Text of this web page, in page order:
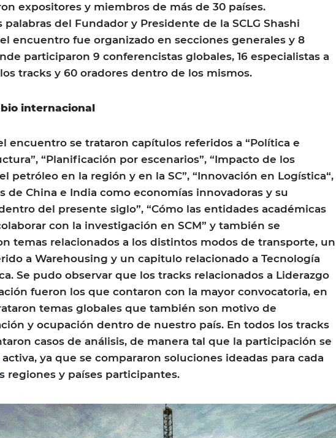
expositores y miembros de más de 30 países.
palabras del Fundador y Presidente de la SCLG Shashi
encuentro fue organizado en secciones generales y 8
participaron 9 conferencistas globales, 16 especialistas a
tracks y 60 oradores dentro de los mismos.
internacional
encuentro se trataron capítulos referidos a “Política e
“Planificación por escenarios”, “Impacto de los
petróleo en la región y en la SC”, “Innovación en Logística“,
de China e India como economías innovadoras y su
del presente siglo”, “Cómo las entidades académicas
con la investigación en SCM” y también se
temas relacionados a los distintos modos de transporte, un
a Warehousing y un capitulo relacionado a Tecnología
Se pudo observar que los tracks relacionados a Liderazgo
fueron los que contaron con la mayor convocatoria, en
temas globales que también son motivo de
y ocupación dentro de nuestro país. En todos los tracks
casos de análisis, de manera tal que la participación se
ya que se compararon soluciones ideadas para cada
regiones y países participantes.